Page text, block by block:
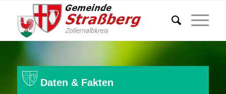
Daten & Fakten